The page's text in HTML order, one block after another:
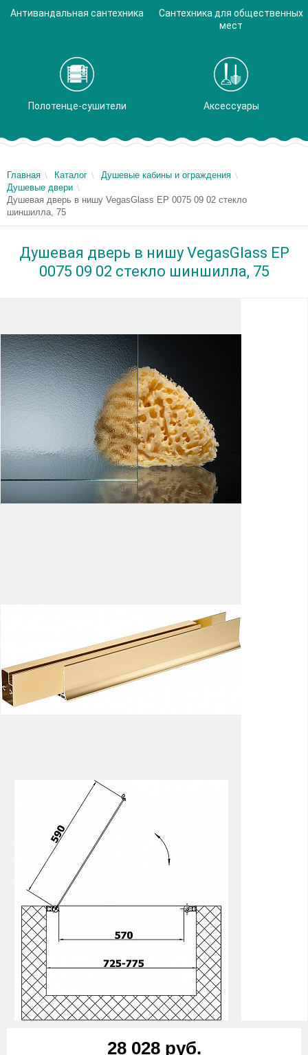
Антивандальная сантехника
Сантехника для общественных
мест
Полотенце-сушители Аксессуары
Главная Каталог
Душевые кабины и ограждения
Душевые двери
Душевая дверь в нишу VegasGlass EP 0075 09 02 стекло
шиншилла, 75
Душевая дверь в нишу VegasGlass EP
0075 09 02 стекло шиншилла, 75
28 028 руб.